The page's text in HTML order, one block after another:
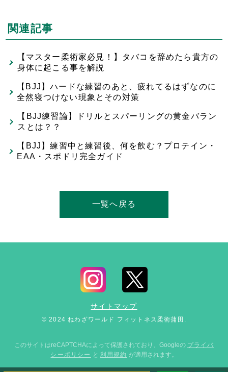
関連記事
【マスター柔術家必見！】タバコを辞めたら貴方の
身体に起こる事を解説
【BJJ】ハードな練習のあと、疲れてるはずなのに
全然寝つけない現象とその対策
【BJJ練習論】ドリルとスパーリングの黄金バラン
スとは？？
【BJJ】練習中と練習後、何を飲む？プロテイン・
EAA・スポドリ完全ガイド
一覧へ戻る
サイトマップ
© 2024 ねわざワールド フィットネス柔術蒲田.
このサイトはreCAPTCHAによって保護されており、Googleの プライバ
シーポリシー と 利用規約 が適用されます。